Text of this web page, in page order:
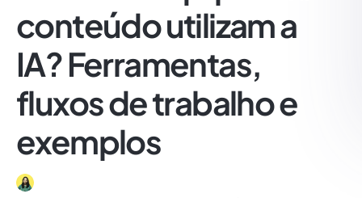
conteúdo utilizam a
IA? Ferramentas,
fluxos de trabalho e
exemplos